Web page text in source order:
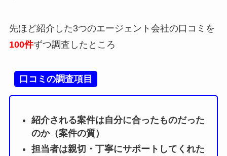
先ほど紹介した3つのエージェント会社の口コミを
100件ずつ調査したところ
口コミの調査項目
紹介される案件は自分に合ったものだった
のか（案件の質）
担当者は親切・丁寧にサポートしてくれた